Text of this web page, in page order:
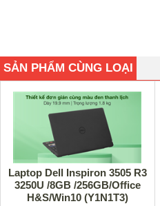
SẢN PHẨM CÙNG LOẠI
Laptop Dell Inspiron 3505 R3
3250U /8GB /256GB/Office
H&S/Win10 (Y1N1T3)